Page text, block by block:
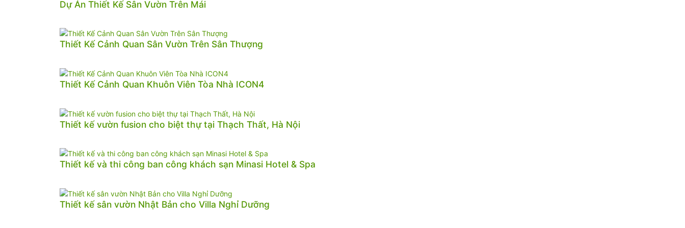
Dự Án Thiết Kế Sân Vườn Trên Mái
Thiết Kế Cảnh Quan Sân Vườn Trên Sân Thượng
Thiết Kế Cảnh Quan Khuôn Viên Tòa Nhà ICON4
Thiết kế vườn fusion cho biệt thự tại Thạch Thất, Hà Nội
Thiết kế và thi công ban công khách sạn Minasi Hotel & Spa
Thiết kế sân vườn Nhật Bản cho Villa Nghỉ Dưỡng